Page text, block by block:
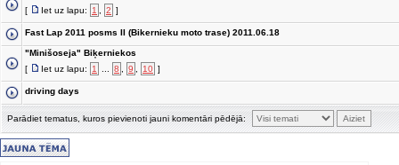
[
Iet uz lapu: 1 2 ]
Fast Lap 2011 posms II (Bikernieku moto trase) 2011.06.18
"Minišoseja" Biķerniekos
[
Iet uz lapu: 1 8 9 10 ]
driving days
Parādiet tematus, kuros pievienoti jauni komentāri pēdējā: